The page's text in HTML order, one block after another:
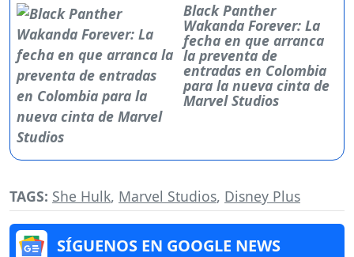
Black Panther
Wakanda Forever: La
fecha en que arranca
la preventa de
entradas en Colombia
para la nueva cinta de
Marvel Studios
TAGS: She Hulk, Marvel Studios, Disney Plus
SÍGUENOS EN GOOGLE NEWS